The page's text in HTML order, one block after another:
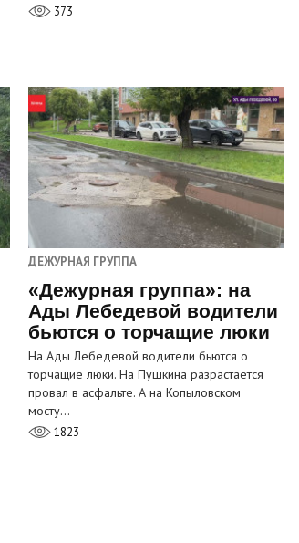
373
ДЕЖУРНАЯ ГРУППА
«Дежурная группа»: на
Ады Лебедевой водители
бьются о торчащие люки
На Ады Лебедевой водители бьются о
торчащие люки. На Пушкина разрастается
провал в асфальте. А на Копыловском
мосту…
1823